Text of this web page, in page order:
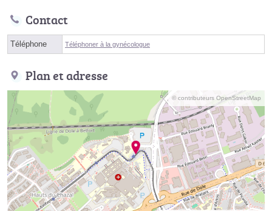
Contact
Téléphone Téléphoner à la gynécologue
Plan et adresse
© contributeurs OpenStreetMap